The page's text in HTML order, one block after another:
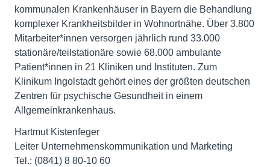
kommunalen Krankenhäuser in Bayern die Behandlung
komplexer Krankheitsbilder in Wohnortnähe. Über 3.800
Mitarbeiter*innen versorgen jährlich rund 33.000
stationäre/teilstationäre sowie 68.000 ambulante
Patient*innen in 21 Kliniken und Instituten. Zum
Klinikum Ingolstadt gehört eines der größten deutschen
Zentren für psychische Gesundheit in einem
Allgemeinkrankenhaus.
Hartmut Kistenfeger
Leiter Unternehmenskommunikation und Marketing
Tel.: (0841) 8 80-10 60